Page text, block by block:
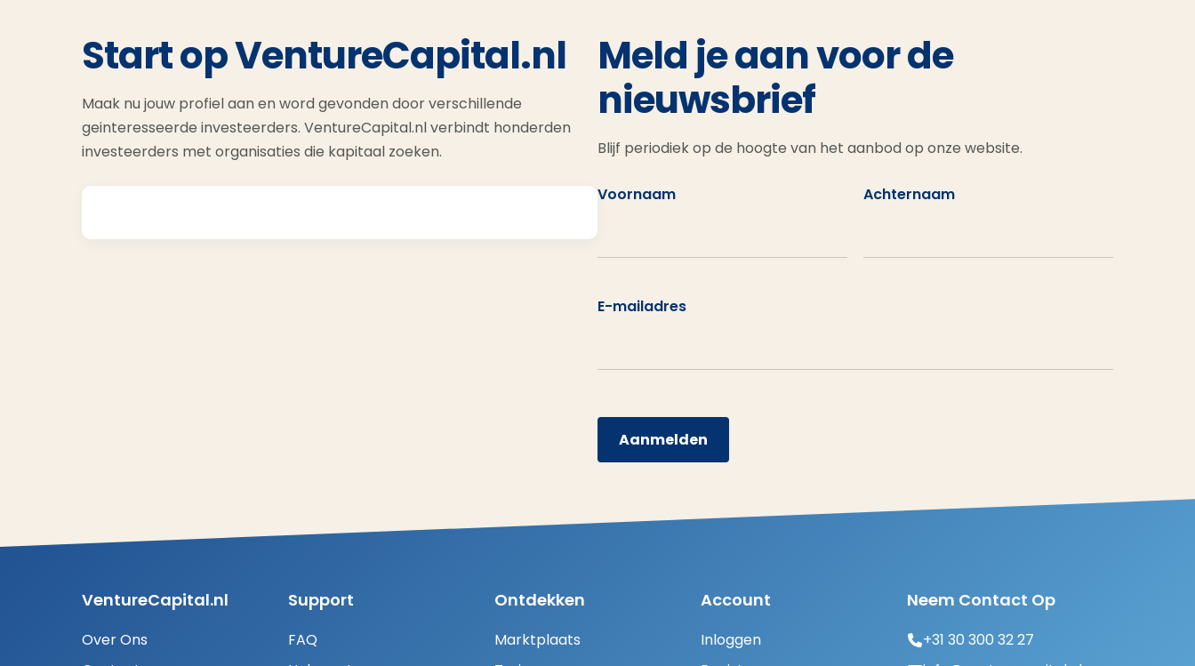
Start op VentureCapital.nl
Maak nu jouw profiel aan en word gevonden door verschillende
geinteresseerde investeerders. VentureCapital.nl verbindt honderden
investeerders met organisaties die kapitaal zoeken.
Meld je aan voor de
nieuwsbrief
Blijf periodiek op de hoogte van het aanbod op onze website.
Voornaam Achternaam
E-mailadres
Aanmelden
VentureCapital.nl
Over Ons
Support
FAQ
Ontdekken
Marktplaats
Account
Inloggen
Neem Contact Op
+31 30 300 32 27